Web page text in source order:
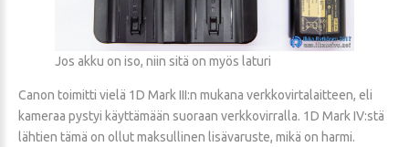
Jos akku on iso, niin sitä on myös laturi
Canon toimitti vielä 1D Mark III:n mukana verkkovirtalaitteen, eli
kameraa pystyi käyttämään suoraan verkkovirralla. 1D Mark IV:stä
lähtien tämä on ollut maksullinen lisävaruste, mikä on harmi.